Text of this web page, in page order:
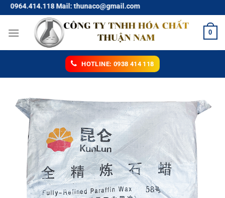
Chuyển
đến
nội
Mail: thunaco@gmail.com
0
HOTLINE: 0938 414 118